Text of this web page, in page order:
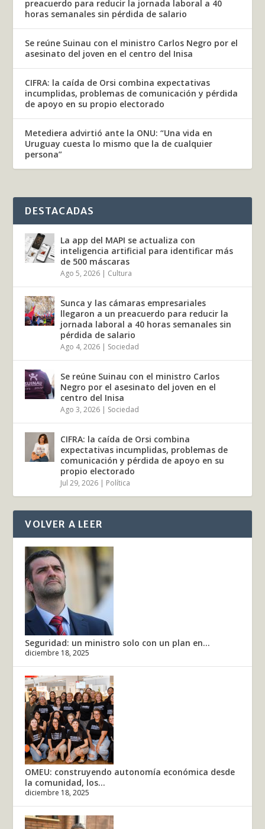
preacuerdo para reducir la jornada laboral a 40
horas semanales sin pérdida de salario
Se reúne Suinau con el ministro Carlos Negro por el
asesinato del joven en el centro del Inisa
CIFRA: la caída de Orsi combina expectativas
incumplidas, problemas de comunicación y pérdida
de apoyo en su propio electorado
Metediera advirtió ante la ONU: “Una vida en
Uruguay cuesta lo mismo que la de cualquier
persona”
DESTACADAS
La app del MAPI se actualiza con
inteligencia artificial para identificar más
de 500 máscaras
Ago 5, 2026 | Cultura
Sunca y las cámaras empresariales
llegaron a un preacuerdo para reducir la
jornada laboral a 40 horas semanales sin
pérdida de salario
Ago 4, 2026 | Sociedad
Se reúne Suinau con el ministro Carlos
Negro por el asesinato del joven en el
centro del Inisa
Ago 3, 2026 | Sociedad
CIFRA: la caída de Orsi combina
expectativas incumplidas, problemas de
comunicación y pérdida de apoyo en su
propio electorado
Jul 29, 2026 | Política
VOLVER A LEER
Seguridad: un ministro solo con un plan en...
diciembre 18, 2025
OMEU: construyendo autonomía económica desde
la comunidad, los...
diciembre 18, 2025